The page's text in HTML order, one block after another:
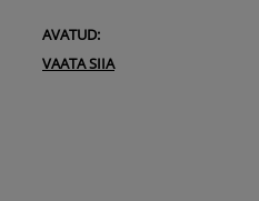
AVATUD:
VAATA SIIA